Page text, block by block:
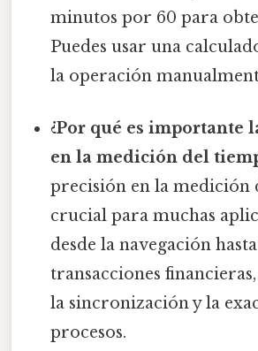
minutos por 60 para
Puedes usar una
la operación
¿Por qué es importante
en la medición del
precisión en la medición
crucial para muchas
desde la navegación
transacciones
la sincronización y la
procesos.